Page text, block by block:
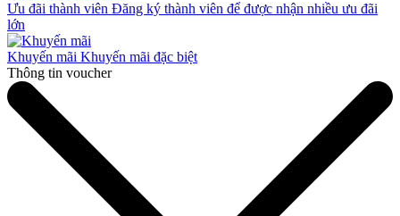
Ưu đãi thành viên Đăng ký thành viên để được nhận nhiều ưu đãi
lớn
Khuyến mãi Khuyến mãi đặc biệt
Thông tin voucher